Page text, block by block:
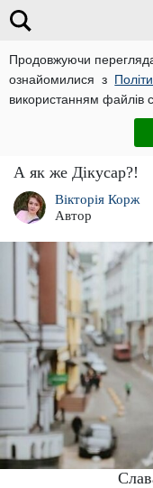
Продовжуючи
ознайомилися з
використанням файлів
Розваги
Невже це
можуть знову
А як же Дікусар?!
Вікторія Корж
Автор